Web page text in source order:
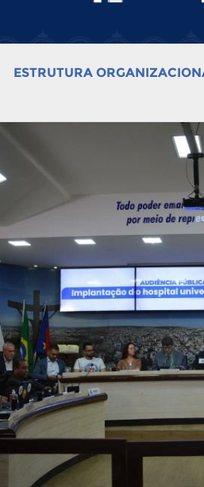
ESTRUTURA